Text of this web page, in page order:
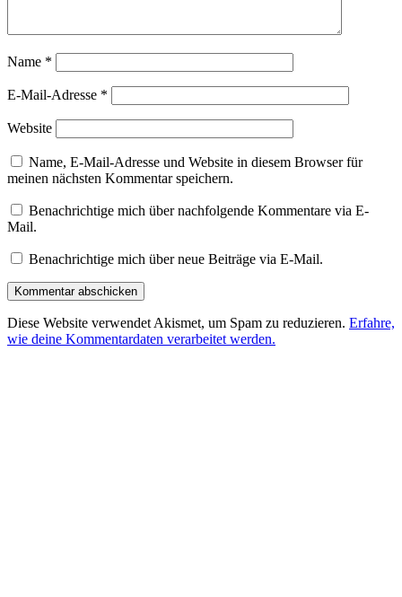
Name *
E-Mail-Adresse *
Website
Name, E-Mail-Adresse und Website in diesem Browser für
meinen nächsten Kommentar speichern.
Benachrichtige mich über nachfolgende Kommentare via E-
Mail.
Benachrichtige mich über neue Beiträge via E-Mail.
Diese Website verwendet Akismet, um Spam zu reduzieren. Erfahre,
wie deine Kommentardaten verarbeitet werden.